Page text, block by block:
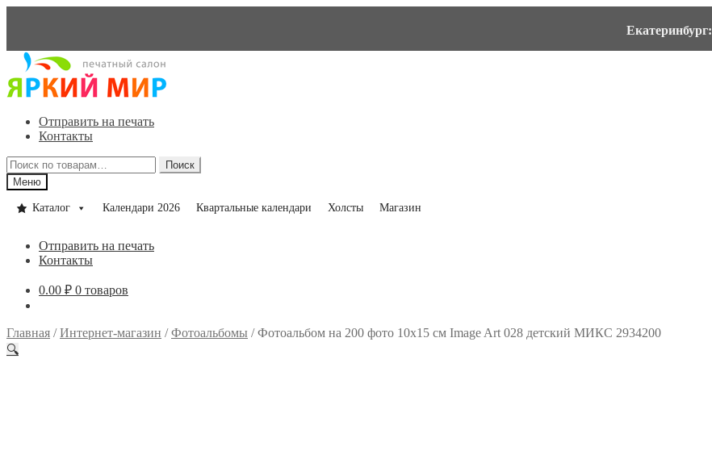
Екатеринбург:
Перейти
навигации
Перейти
содержимому
Отправить на печать
Контакты
Искать:
Поиск
Меню
Каталог Календари 2026 Квартальные календари Холсты Магазин
Отправить на печать
Контакты
0.00 ₽ 0 товаров
Главная /Интернет-магазин /Фотоальбомы /Фотоальбом на 200 фото 10х15 см Image Art 028 детский МИКС 2934200
🔍